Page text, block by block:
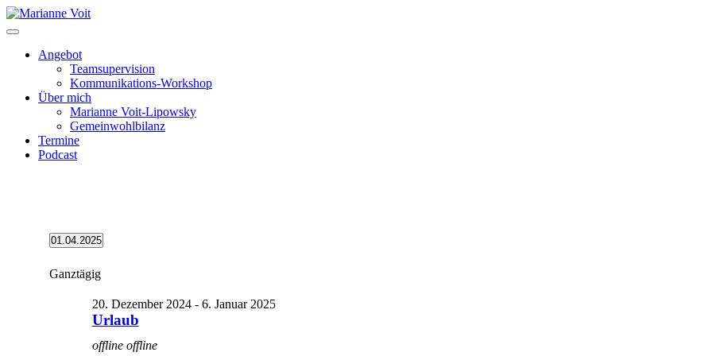
Skip
to
Angebot
Teamsupervision
Kommunikations-Workshop
Über mich
Marianne Voit-Lipowsky
Gemeinwohlbilanz
Termine
Podcast
Veranstaltungen
4.
Januar
01.04.2025
wählen.
Ganztägig
Urlaub
20. Dezember 2024- 6. Januar 2025
offline offline